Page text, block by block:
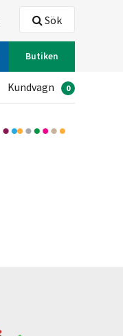
Butiken
Sök
Kundvagn 0